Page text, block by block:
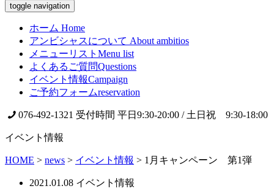
toggle navigation
ホーム Home
アンビシャスについて About ambitios
メニューリスト Menu list
よくあるご質問Questions
イベント情報Campaign
ご予約フォームreservation
076-492-1321 受付時間 平日9:30-20:00 / 土日祝 9:30-18:00
イベント情報
HOME > news > イベント情報 > 1月キャンペーン 第1弾
2021.01.08 イベント情報